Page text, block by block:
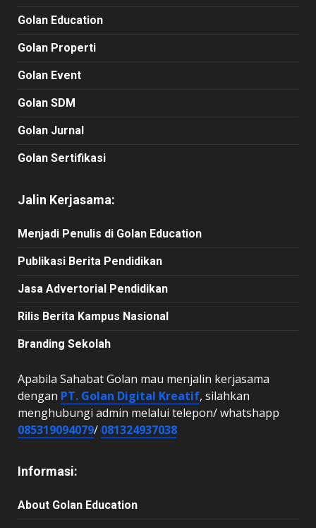
Golan Education
Golan Properti
Golan Event
Golan SDM
Golan Jurnal
Golan Sertifikasi
Jalin Kerjasama:
Menjadi Penulis di Golan Education
Publikasi Berita Pendidikan
Jasa Advertorial Pendidikan
Rilis Berita Kampus Nasional
Branding Sekolah
Apabila Sahabat Golan mau menjalin kerjasama
dengan PT. Golan Digital Kreatif, silahkan
menghubungi admin melalui telepon/ whatshapp
085319094079/ 081324937038
Informasi:
About Golan Education